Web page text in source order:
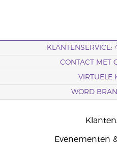
CONTACT MET
VIRTUELE
WORD
Evenementen